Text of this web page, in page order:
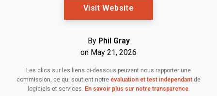
Visit Website
By Phil Gray
on May 21, 2026
Les clics sur les liens ci-dessous peuvent nous rapporter une
commission, ce qui soutient notre évaluation et test indépendant de
logiciels et services. En savoir plus sur notre transparence.